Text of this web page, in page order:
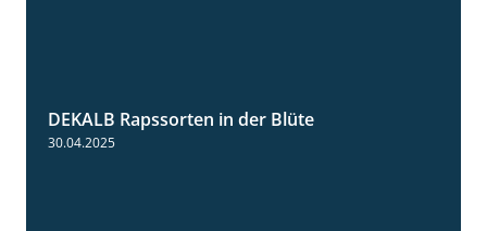
DEKALB Rapssorten in der Blüte